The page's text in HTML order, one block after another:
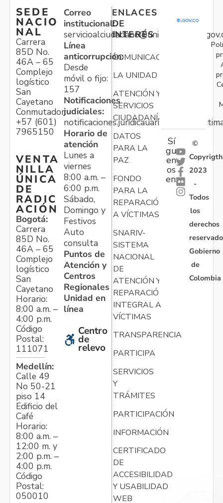
SEDE
NACIO
NAL
Carrera
85D No.
46A – 65
Complejo
logístico
San
Cayetano
Conmutador:
+57 (601)
7965150
VENTA
NILLA
ÚNICA
DE
RADIC
ACIÓN
Bogotá:
Carrera
85D No.
46A – 65
Complejo
logístico
San
Cayetano
Horario:
8:00 a.m. –
4:00 p.m.
Código
Postal:
111071
Medellín:
Calle 49
No 50-21
piso 14
Edificio del
Café
Horario:
8:00 a.m. –
12:00 m. y
2:00 p.m. –
4:00 p.m.
Código
Postal:
050010
Correo
institucional:
Línea
anticorrupción:
Desde
móvil o fijo:
157
Notificaciones
judiciales:
Horario de
atención
Lunes a
viernes
8:00 a.m. –
6:00 p.m.
Sábado,
Domingo y
Festivos
Auto
consulta
Puntos de
Atención y
Centros
Regionales
Unidad en
línea
Centro
de
relevo
ENLACES
DE
INTERÉS
COMUNICACIONES
LA UNIDAD
ATENCIÓN Y
SERVICIOS
CIUDADANÍA
DATOS
PARA LA
PAZ
FONDO
PARA LA
REPARACIÓN
A VÍCTIMAS
SNARIV-
SISTEMA
NACIONAL
DE
ATENCIÓN Y
REPARACIÓN
INTEGRAL A
VÍCTIMAS
TRANSPARENCIA
PARTICIPA
SERVICIOS
Y
TRÁMITES
PARTICIPACIÓN
INFORMACIÓN
CERTIFICADO
DE
ACCESIBILIDAD
Y USABILIDAD
WEB
Sí
gu
en
os
en:
©
Copyrigth
2023
-
Todos
los
derechos
Gobierno
de
Colombia